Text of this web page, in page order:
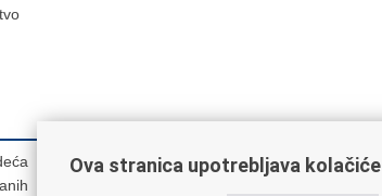
Ova stranica upotrebljava kolačiće